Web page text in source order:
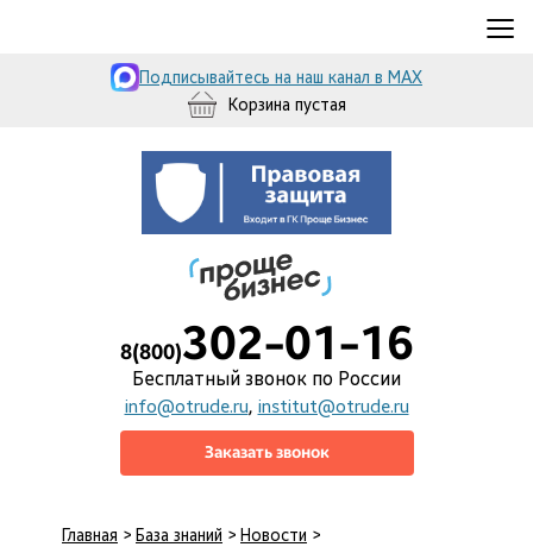
Подписывайтесь на наш канал в MAX
Корзина пустая
8(800)302-01-16
Бесплатный звонок по России
info@otrude.ru, institut@otrude.ru
Заказать звонок
≡
Главная > База знаний > Новости >